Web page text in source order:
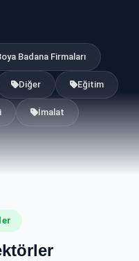
Badana Firmaları
Diğer Eğitim
İmalat